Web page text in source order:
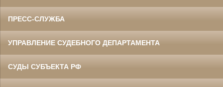
ПРЕСС-СЛУЖБА
УПРАВЛЕНИЕ СУДЕБНОГО ДЕПАРТАМЕНТА
СУДЫ СУБЪЕКТА РФ